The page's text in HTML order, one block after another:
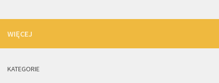
WIĘCEJ
KATEGORIE